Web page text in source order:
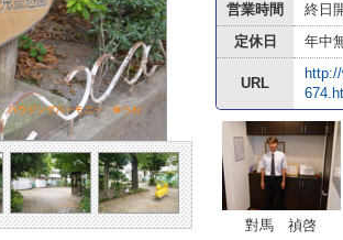
営業時間
終日
定休日
年中
URL
對馬 禎啓